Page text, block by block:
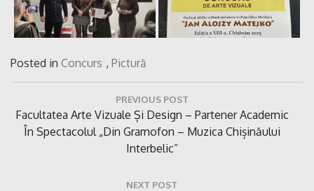
Posted in Concurs , Pictură
articole
PREVIOUS POST
Previous
Post:
Facultatea Arte Vizuale Și Design – Partener Academic
În Spectacolul „Din Gramofon – Muzica Chișinăului
Interbelic”
NEXT POST